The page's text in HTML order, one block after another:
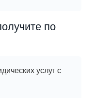
по
услуг с